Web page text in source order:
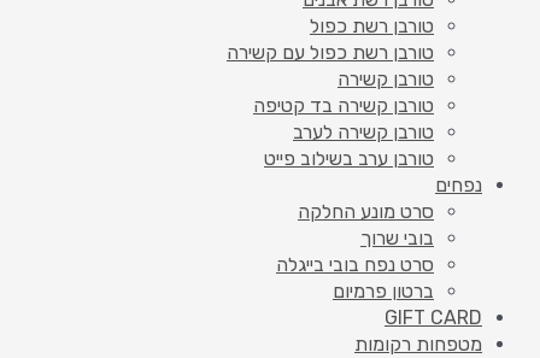
טורבן רשת כפול
טורבן רשת כפול עם קשירה
טורבן קשירה
טורבן קשירה בד קטיפה
טורבן קשירה לערב
טורבן ערב בשילוב פייט
נפחים
סרט מונע החלקה
בובי שרוך
סרט נפח בובי בייגלה
ברטון פרמיום
GIFT CARD
מטפחות רקומות